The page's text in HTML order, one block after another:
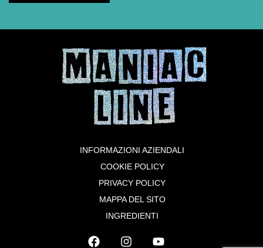
INFORMAZIONI AZIENDALI
COOKIE POLICY
PRIVACY POLICY
MAPPA DEL SITO
INGREDIENTI